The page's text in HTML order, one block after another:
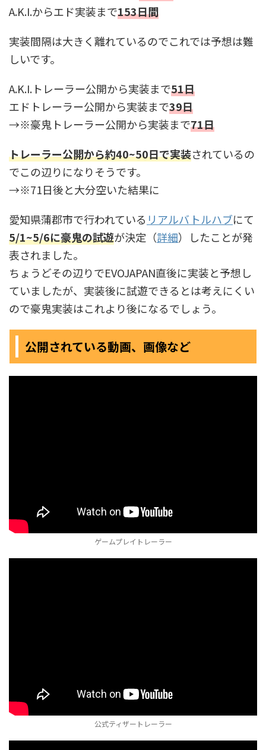
A.K.I.からエド実装まで153日間
実装間隔は大きく離れているのでこれでは予想は難
しいです。
A.K.I.トレーラー公開から実装まで51日
エドトレーラー公開から実装まで39日
→※豪鬼トレーラー公開から実装まで71日
トレーラー公開から約40~50日で実装されているの
でこの辺りになりそうです。
→※71日後と大分空いた結果に
愛知県蒲郡市で行われている リアルバトルハブにて
5/1~5/6に豪鬼の試遊が決定（詳細）したことが発
表されました。
ちょうどその辺りでEVOJAPAN直後に実装と予想し
ていましたが、実装後に試遊できるとは考えにくい
ので豪鬼実装はこれより後になるでしょう。
公開されている動画、画像など
ゲームプレイトレーラー
公式ティザートレーラー